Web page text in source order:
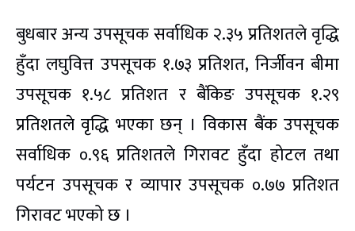
बुधबार अन्य उपसूचक सर्वाधिक २.३५ प्रतिशतले वृद्धि
हुँदा लघुवित्त उपसूचक १.७३ प्रतिशत, निर्जीवन बीमा
उपसूचक १.५८ प्रतिशत र बैंकिङ उपसूचक १.२९
प्रतिशतले वृद्धि भएका छन् । विकास बैंक उपसूचक
सर्वाधिक ०.९६ प्रतिशतले गिरावट हुँदा होटल तथा
पर्यटन उपसूचक र व्यापार उपसूचक ०.७७ प्रतिशत
गिरावट भएको छ ।